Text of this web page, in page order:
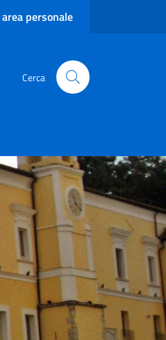
personale
Cerca